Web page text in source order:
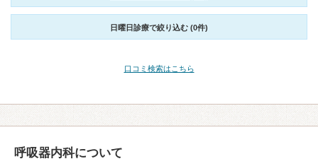
日曜日診療で絞り込む (0件)
口コミ検索はこちら
呼吸器内科について